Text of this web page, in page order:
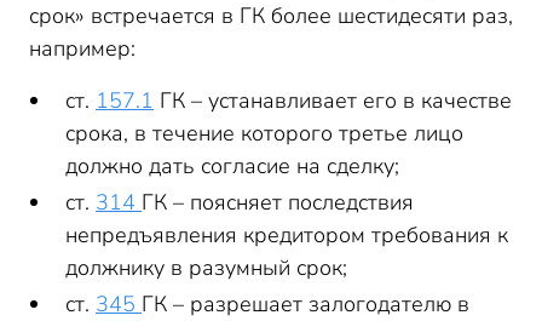
срок» встречается в ГК более шестидесяти раз,
например:
ст. 157.1 ГК – устанавливает его в качестве
срока, в течение которого третье лицо
должно дать согласие на сделку;
ст. 314 ГК – поясняет последствия
непредъявления кредитором требования к
должнику в разумный срок;
ст. 345 ГК – разрешает залогодателю в